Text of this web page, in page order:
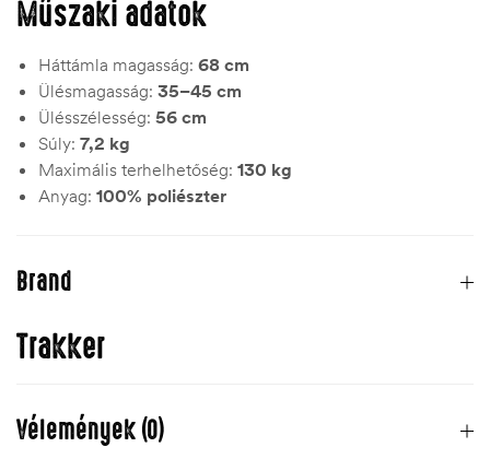
Műszaki adatok
Háttámla magasság: 68 cm
Ülésmagasság: 35–45 cm
Ülésszélesség: 56 cm
Súly: 7,2 kg
Maximális terhelhetőség: 130 kg
Anyag: 100% poliészter
Brand
Trakker
Vélemények (0)